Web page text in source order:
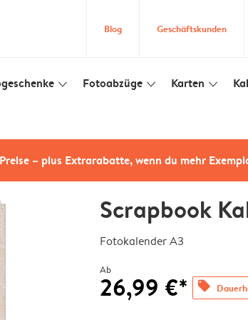
Blog Geschäftskunden
slim_arrow_down Fotoabzüge slim_arrow_down Karten slim_arrow_down
– plus Extrarabatte, wenn du mehr
Scrapbook
Fotokalender A3
Ab
26,99 €* offers